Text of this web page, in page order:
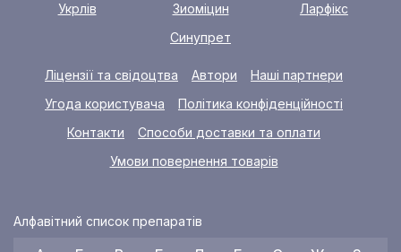
Укрлів
Зиоміцин
Ларфікс
Синупрет
Ліцензії та свідоцтва Автори
Наші партнери
Угода користувача
Політика конфіденційності
Контакти
Способи доставки та оплати
Умови повернення товарів
Алфавітний список препаратів